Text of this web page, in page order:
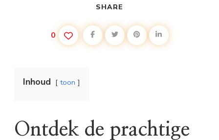
SHARE
0
Inhoud toon
Ontdek de prachtige